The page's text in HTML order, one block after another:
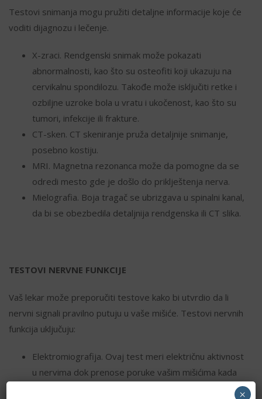
Testovi snimanja mogu pružiti detaljne informacije koje će
voditi dijagnozu i lečenje.
X-zraci. Rendgenski snimak može pokazati
abnormalnosti, kao što su osteofiti koji ukazuju na
cervikalnu spondilozu. Takođe može isključiti retke i
ozbiljne uzroke bola u vratu i ukočenost, kao što su
tumori, infekcije ili frakture.
CT-sken. CT skeniranje pruža detaljnije snimanje,
posebno kostiju.
MRI. Magnetna rezonanca može da pomogne da se
odredi mesto gde je došlo do priklještenja nerva.
Mielografia. Boja tragač se ubrizgava u spinalni kanal,
da bi se obezbedila detaljnija rendgenska ili CT slika.
TESTOVI NERVNE FUNKCIJE
Vaš lekar može preporučiti testove kako bi utvrdio da li
nervni signali pravilno putuju u vaše mišiće. Testovi nervnih
funkcija uključuju:
Elektromiografija. Ovaj test meri električnu aktivnost
u nervima dok prenose poruke vašim mišićima kada
×